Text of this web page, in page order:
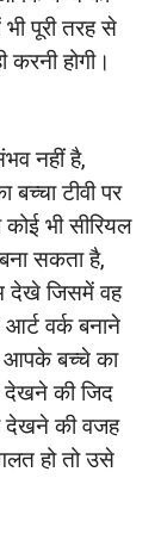
पूरी तरह से
होगी।
नहीं है,
टीवी पर
भी सीरियल
सकता है,
देखे जिसमें वह
वर्क बनाने
आपके बच्चे का
देखने की जिद
देखने की वजह
हो तो उसे